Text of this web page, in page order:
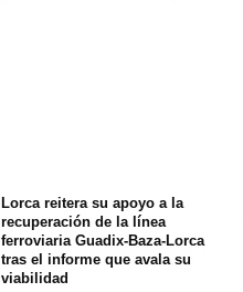
Lorca reitera su apoyo a la
recuperación de la línea
ferroviaria Guadix-Baza-Lorca
tras el informe que avala su
viabilidad